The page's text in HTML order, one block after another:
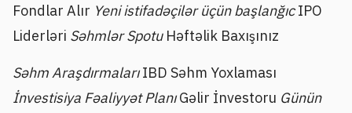
Fondlar Alır Yeni istifadəçilər üçün başlanğıcIPO
Liderləri Səhmlər Spotu Həftəlik Baxışınız
Səhm AraşdırmalarıIBD Səhm Yoxlaması
İnvestisiya Fəaliyyət PlanıGəlir İnvestoru Günün